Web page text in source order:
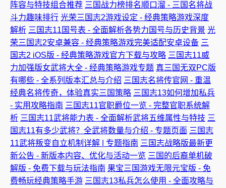
阵容与特技组合推荐 三国战力榜排名顺口溜 - 三国名将战
斗力趣味排行 光荣三国志2游戏设定 - 经典策略游戏深度
解析 三国志11国号表 - 全面解析各势力国号与历史背景 光
荣三国志2安卓兼容 - 经典策略游戏完美适配安卓设备 三
国志2 iOS版 - 经典策略游戏官方下载与攻略 三国志11威
力加强版女武将大全 - 经典策略游戏专题 真三国无双PC版
有哪些 - 全系列版本汇总与介绍 三国志名将传官网 - 重温
经典名将传奇，体验真实三国策略 三国志13如何增加私兵
- 实用攻略指南 三国志11官职爵位一览 - 完整官职系统解
析 三国志11武将能力表 - 全面解析武将五维属性与特技 三
国志11有多少武将？全武将数量与介绍 - 专题页面 三国志
11武将叛变自立机制详解 | 专题指南 三国志战略版最新更
新公告 - 新版本内容、优化与活动一览 三国的后裔单机破
解版 - 免费下载与玩法指南 果宝三国游戏无限元宝版 - 免
费畅玩经典策略手游 三国志13私兵怎么使用 - 全面攻略与